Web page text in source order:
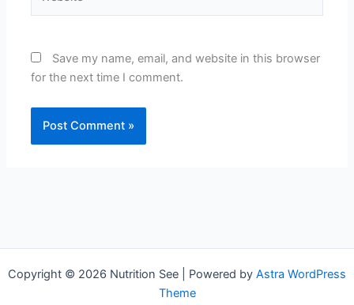
Save my name, email, and website in this browser
for the next time I comment.
Copyright © 2026 Nutrition See | Powered by Astra WordPress
Theme